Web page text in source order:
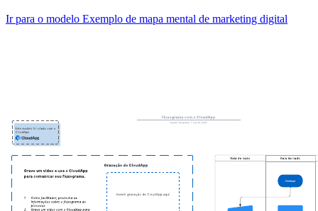
Ir para o modelo Exemplo de mapa mental de marketing digital